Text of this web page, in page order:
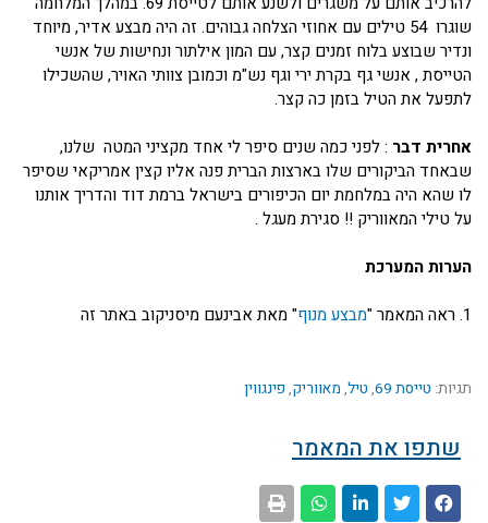
שוגרו 54 טילים עם אחוזי הצלחה גבוהים. זה היה מבצע אדיר, מיוחד
ונדיר שבוצע בלוח זמנים קצר, עם המון אילתור ונחישות של אנשי
הטייסת , אנשי גף בקרת ירי וגף נש"מ וכמובן צוותי האויר, שהשכילו
לתפעל את הטיל בזמן כה קצר.
אחרית דבר : לפני כמה שנים סיפר לי אחד מקציני המטה שלנו,
שבאחד הביקורים שלו בארצות הברית פנה אליו קצין אמריקאי שסיפר
לו שהא היה במלחמת יום הכיפורים בישראל ברמת דוד והדריך אותנו
על טילי המאווריק !! סגירת מעגל .
הערות המערכת
1. ראה המאמר "
מבצע מנוף" מאת אבינעם מיסניקוב באתר זה
תגיות: טייסת 69 , טיל, מאווריק, פינגווין
שתפו את המאמר